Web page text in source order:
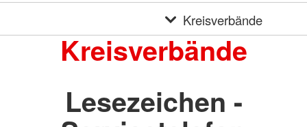
Kreisverbände
Kreisverbände
Lesezeichen -